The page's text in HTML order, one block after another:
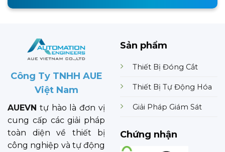
Công Ty TNHH AUE
Việt Nam
AUEVN tự hào là đơn vị
cung cấp các giải pháp
toàn diện về thiết bị
công nghiệp và tự động
Sản phẩm
Thiết Bị Đóng Cắt
Thiết Bị Tự Động Hóa
Giải Pháp Giám Sát
Chứng nhận